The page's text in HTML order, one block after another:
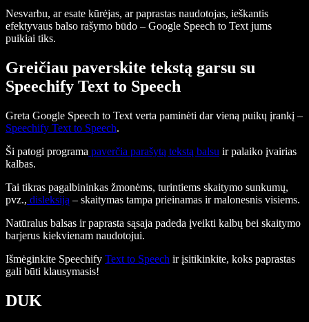
Nesvarbu, ar esate kūrėjas, ar paprastas naudotojas, ieškantis
efektyvaus balso rašymo būdo – Google Speech to Text jums
puikiai tiks.
Greičiau paverskite tekstą garsu su
Speechify Text to Speech
Greta Google Speech to Text verta paminėti dar vieną puikų įrankį –
Speechify Text to Speech.
Ši patogi programa paverčia parašytą tekstą balsu ir palaiko įvairias
kalbas.
Tai tikras pagalbininkas žmonėms, turintiems skaitymo sunkumų,
pvz., disleksiją – skaitymas tampa prieinamas ir malonesnis visiems.
Natūralus balsas ir paprasta sąsaja padeda įveikti kalbų bei skaitymo
barjerus kiekvienam naudotojui.
Išmėginkite Speechify Text to Speech ir įsitikinkite, koks paprastas
gali būti klausymasis!
DUK